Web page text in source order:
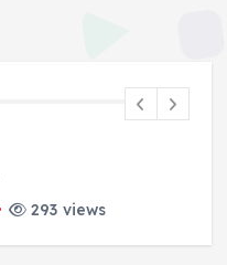
293 views